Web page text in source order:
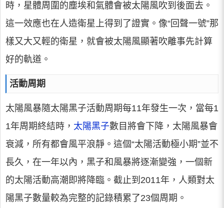
時，星體周圍的塵埃和氣體會被太陽風吹到後面去。
這一效應也在人造衛星上得到了證實。像“回聲一號”那
樣又大又輕的衛星，就會被太陽風顯著吹離事先計算
好的軌道。
活動周期
太陽風暴隨太陽黑子活動周期每11年發生一次，當每1
1年周期終結時， 太陽黑子數目將會下降，太陽風暴會
衰減，所有都會風平浪靜。這個“太陽活動極小期”並不
長久，在一年以內，黑子和風暴將逐漸變強，一個新
的太陽活動高潮即將降臨。截止到2011年，人類對太
陽黑子數量較為完整的記錄積累了23個周期。